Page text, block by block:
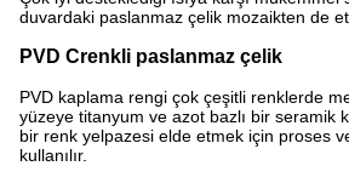
duvardaki paslanmaz çelik mozaikten de
PVD Crenkli paslanmaz çelik
PVD kaplama rengi çok çeşitli renklerde
yüzeye titanyum ve azot bazlı bir seramik
bir renk yelpazesi elde etmek için proses
kullanılır.